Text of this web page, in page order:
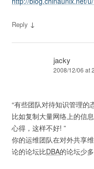
Reply ↓
jacky
2008/12/06 at
“有些团队对待知识管理的
比如复制大量网络上的信
心得，这样不好! ”
你的运维团队在对外共享
论的论坛比DBA的论坛少